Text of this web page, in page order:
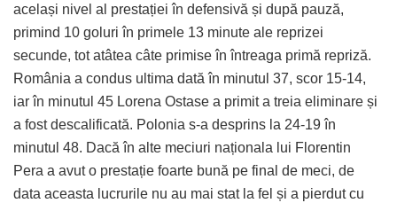
același nivel al prestației în defensivă și după pauză,
primind 10 goluri în primele 13 minute ale reprizei
secunde, tot atâtea câte primise în întreaga primă repriză.
România a condus ultima dată în minutul 37, scor 15-14,
iar în minutul 45 Lorena Ostase a primit a treia eliminare și
a fost descalificată. Polonia s-a desprins la 24-19 în
minutul 48. Dacă în alte meciuri naționala lui Florentin
Pera a avut o prestație foarte bună pe final de meci, de
data aceasta lucrurile nu au mai stat la fel și a pierdut cu